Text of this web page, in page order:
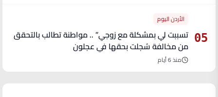
05
الأردن اليوم
تسببت لي بمشكلة مع زوجي” .. مواطنة تطالب بالتحقق
من مخالفة سُجلت بحقها في عجلون
منذ 6 أيام